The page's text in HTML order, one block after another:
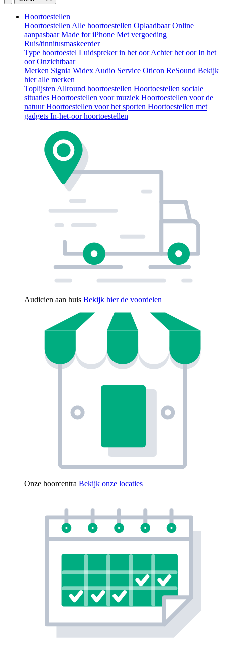
Hoortoestellen
Hoortoestellen Alle hoortoestellen OplaadbaarOnline
aanpasbaarMade for iPhone Met vergoeding
Ruis/tinnitusmaskeerder
Type hoortoestel Luidspreker in het oorAchter het oorIn het
oorOnzichtbaar
Merken Signia Widex Audio Service Oticon ReSound Bekijk
hier alle merken
Toplijsten Allround hoortoestellen Hoortoestellen sociale
situaties Hoortoestellen voor muziek Hoortoestellen voor de
natuurHoortoestellen voor het sporten Hoortoestellen met
gadgets In-het-oor hoortoestellen
Audicien aan huis Bekijk hier de voordelen
Onze hoorcentra Bekijk onze locaties